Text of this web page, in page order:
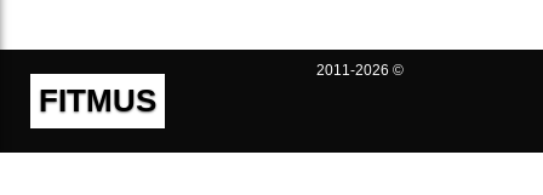
FITMUS
2011-2026 ©